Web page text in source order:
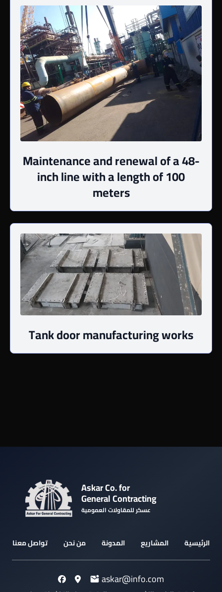
Maintenance and renewal of a 48-
inch line with a length of 100
meters
Tank door manufacturing works
Askar Co. for
General Contracting
عسكر للمقاولات العمومية
الرئيسية المشاريع المدونة من نحن تواصل معنا
askar@info.com